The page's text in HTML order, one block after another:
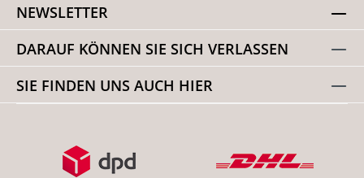
NEWSLETTER
DARAUF KÖNNEN SIE SICH VERLASSEN
SIE FINDEN UNS AUCH HIER